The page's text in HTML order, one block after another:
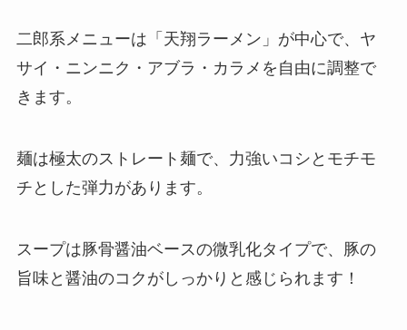
二郎系メニューは「天翔ラーメン」が中心で、ヤ
サイ・ニンニク・アブラ・カラメを自由に調整で
きます。
麺は極太のストレート麺で、力強いコシとモチモ
チとした弾力があります。
スープは豚骨醤油ベースの微乳化タイプで、豚の
旨味と醤油のコクがしっかりと感じられます！